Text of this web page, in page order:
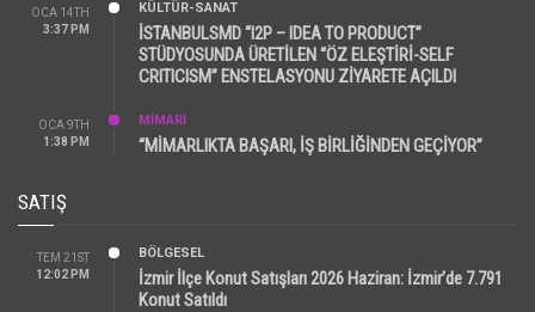
OCA 14TH
3:37 PM
KÜLTÜR-SANAT
İSTANBULSMD “I2P – IDEA TO PRODUCT”
STÜDYOSUNDA ÜRETİLEN “ÖZ ELEŞTİRİ-SELF
CRITICISM” ENSTELASYONU ZİYARETE AÇILDI
OCA 9TH
1:38 PM
MİMARİ
“MİMARLIKTA BAŞARI, İŞ BİRLİĞİNDEN GEÇİYOR”
SATIŞ
TEM 21ST
12:02 PM
BÖLGESEL
İzmir İlçe Konut Satışları 2026 Haziran: İzmir’de 7.791
Konut Satıldı